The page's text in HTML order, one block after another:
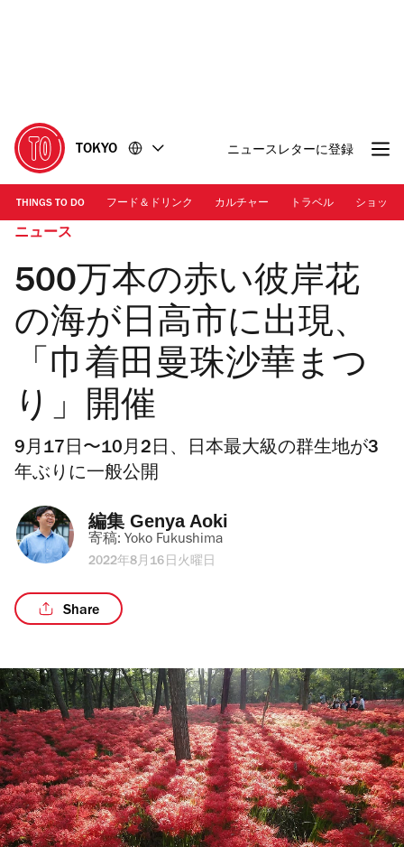
に
移
動
移
動
TOKYO ニュースレターに登録
THINGS TO DO フード＆ドリンク カルチャー トラベル ショッピ
ニュース
500万本の赤い彼岸花
の海が日高市に出現、
「巾着田曼珠沙華まつ
り」開催
9月17日〜10月2日、日本最大級の群生地が3
年ぶりに一般公開
編集 Genya Aoki
寄稿: Yoko Fukushima
2022年8月16日火曜日
Share